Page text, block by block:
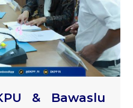
& Bawaslu